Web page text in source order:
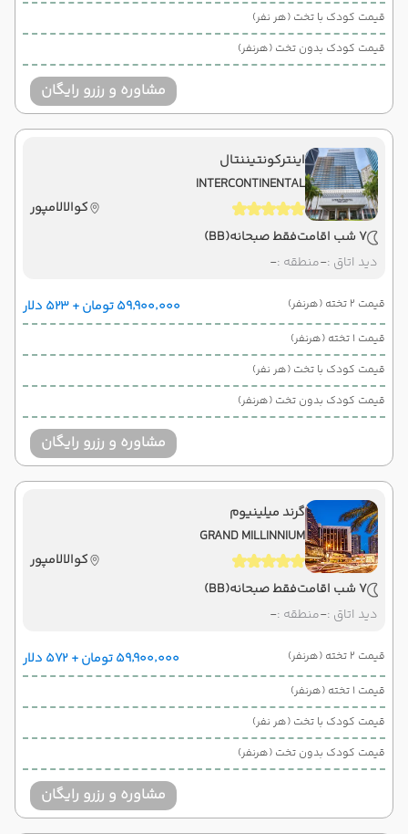
قیمت کودک با تخت (هر نفر)
قیمت کودک بدون تخت (هرنفر)
مشاوره و رزرو رایگان
اینترکونتیننتال
INTERCONTINENTAL
کوالالامپور
7 شب اقامت
فقط صبحانه(BB)
دید اتاق :-منطقه :-
قیمت 2 تخته (هرنفر) ۵۹٬۹۰۰٬۰۰۰ تومان + ۵۲۳ دلار
قیمت 1 تخته (هرنفر)
قیمت کودک با تخت (هر نفر)
قیمت کودک بدون تخت (هرنفر)
مشاوره و رزرو رایگان
گرند میلینیوم
GRAND MILLINNIUM
کوالالامپور
7 شب اقامت
فقط صبحانه(BB)
دید اتاق :-منطقه :-
قیمت 2 تخته (هرنفر) ۵۹٬۹۰۰٬۰۰۰ تومان + ۵۷۲ دلار
قیمت 1 تخته (هرنفر)
قیمت کودک با تخت (هر نفر)
قیمت کودک بدون تخت (هرنفر)
مشاوره و رزرو رایگان